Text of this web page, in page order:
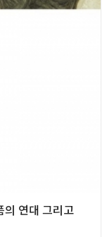
연대 그리고